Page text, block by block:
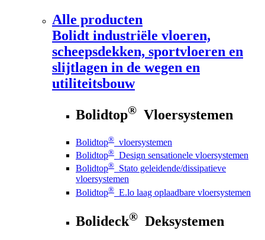
Alle producten
Bolidt industriële vloeren,
scheepsdekken, sportvloeren en
slijtlagen in de wegen en
utiliteitsbouw
Bolidtop® Vloersystemen
Bolidtop® vloersystemen
Bolidtop® Design sensationele vloersystemen
Bolidtop® Stato geleidende/dissipatieve
vloersystemen
Bolidtop® E.lo laag oplaadbare vloersystemen
Bolideck® Deksystemen